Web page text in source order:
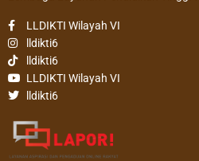
LLDIKTI Wilayah VI
lldikti6
lldikti6
LLDIKTI Wilayah VI
lldikti6